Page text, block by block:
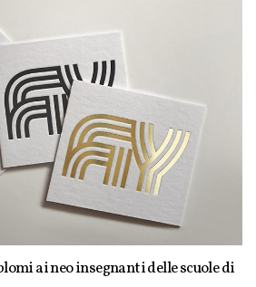
ai neo insegnanti delle scuole di